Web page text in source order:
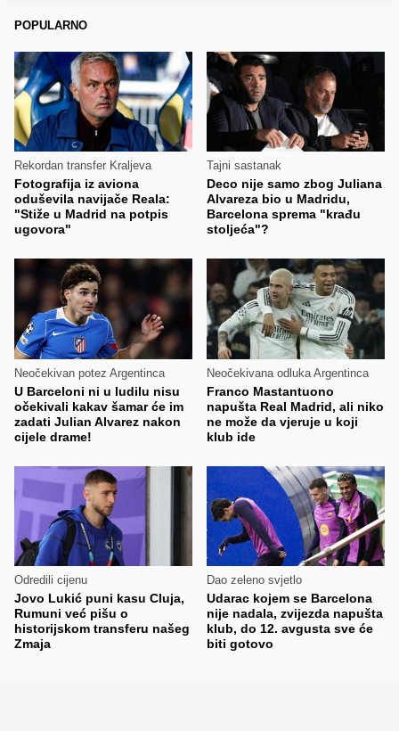
POPULARNO
Rekordan transfer Kraljeva
Fotografija iz aviona
oduševila navijače Reala:
"Stiže u Madrid na potpis
ugovora"
Tajni sastanak
Deco nije samo zbog Juliana
Alvareza bio u Madridu,
Barcelona sprema "krađu
stoljeća"?
Neočekivan potez Argentinca
U Barceloni ni u ludilu nisu
očekivali kakav šamar će im
zadati Julian Alvarez nakon
cijele drame!
Neočekivana odluka Argentinca
Franco Mastantuono
napušta Real Madrid, ali niko
ne može da vjeruje u koji
klub ide
Odredili cijenu
Jovo Lukić puni kasu Cluja,
Rumuni već pišu o
historijskom transferu našeg
Zmaja
Dao zeleno svjetlo
Udarac kojem se Barcelona
nije nadala, zvijezda napušta
klub, do 12. avgusta sve će
biti gotovo